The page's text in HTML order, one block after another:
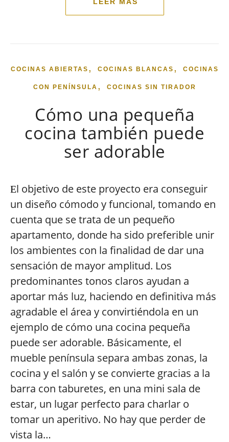
COCINAS ABIERTAS , COCINAS BLANCAS , COCINAS
CON PENÍNSULA , COCINAS SIN TIRADOR
Cómo una pequeña
cocina también puede
ser adorable
El objetivo de este proyecto era conseguir
un diseño cómodo y funcional, tomando en
cuenta que se trata de un pequeño
apartamento, donde ha sido preferible unir
los ambientes con la finalidad de dar una
sensación de mayor amplitud. Los
predominantes tonos claros ayudan a
aportar más luz, haciendo en definitiva más
agradable el área y convirtiéndola en un
ejemplo de cómo una cocina pequeña
puede ser adorable. Básicamente, el
mueble península separa ambas zonas, la
cocina y el salón y se convierte gracias a la
barra con taburetes, en una mini sala de
estar, un lugar perfecto para charlar o
tomar un aperitivo. No hay que perder de
vista la…